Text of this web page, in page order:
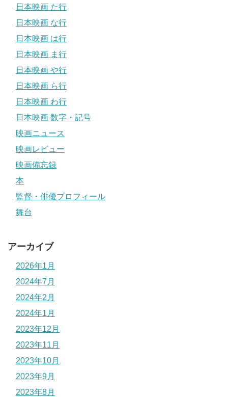
日本映画 た行
日本映画 な行
日本映画 は行
日本映画 ま行
日本映画 や行
日本映画 ら行
日本映画 わ行
日本映画 数字・記号
映画ニュース
映画レビュー
映画備忘録
本
監督・俳優プロフィール
舞台
アーカイブ
2026年1月
2024年7月
2024年2月
2024年1月
2023年12月
2023年11月
2023年10月
2023年9月
2023年8月